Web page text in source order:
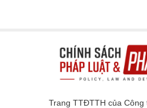
Trang TTĐTTH của Công